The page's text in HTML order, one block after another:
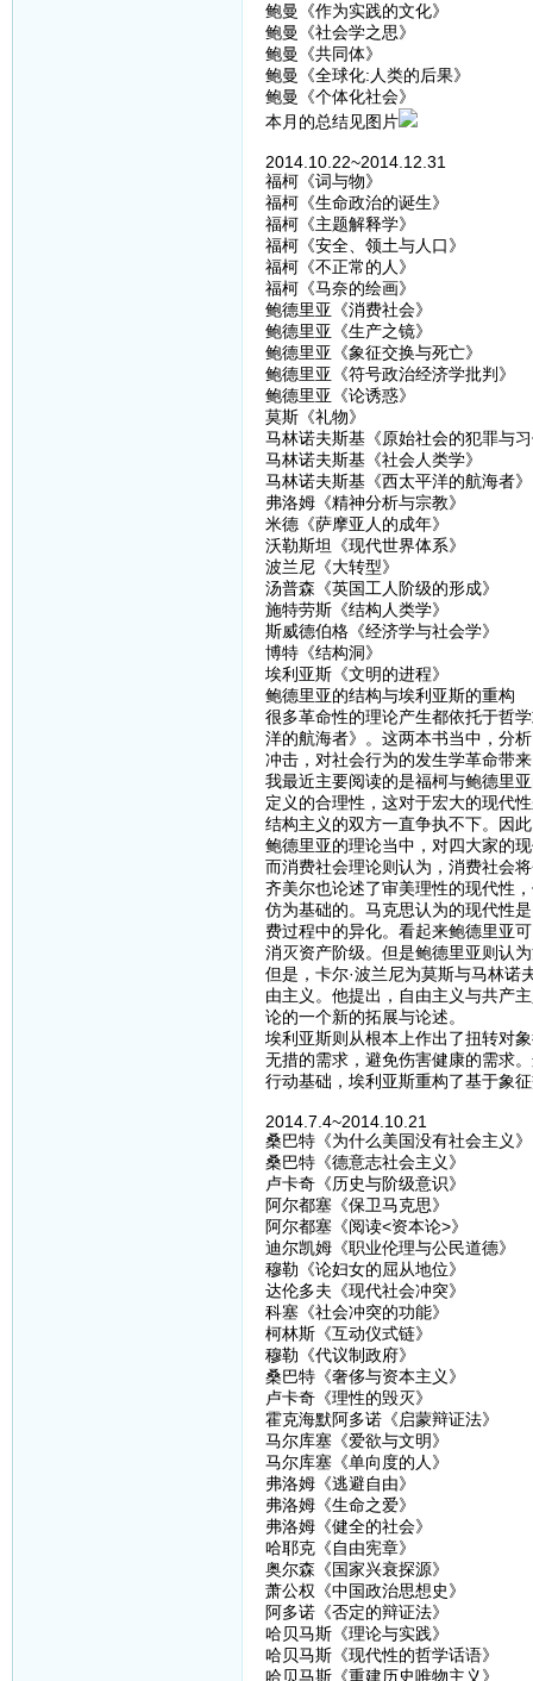
鲍曼《作为实践的文化》
鲍曼《社会学之思》
鲍曼《共同体》
鲍曼《全球化:人类的后果》
鲍曼《个体化社会》
本月的总结见图片
2014.10.22~2014.12.31
福柯《词与物》
福柯《生命政治的诞生》
福柯《主题解释学》
福柯《安全、领土与人口》
福柯《不正常的人》
福柯《马奈的绘画》
鲍德里亚《消费社会》
鲍德里亚《生产之镜》
鲍德里亚《象征交换与死亡》
鲍德里亚《符号政治经济学批判》
鲍德里亚《论诱惑》
莫斯《礼物》
马林诺夫斯基《原始社会的犯罪与
马林诺夫斯基《社会人类学》
马林诺夫斯基《西太平洋的航海者》
弗洛姆《精神分析与宗教》
米德《萨摩亚人的成年》
沃勒斯坦《现代世界体系》
波兰尼《大转型》
汤普森《英国工人阶级的形成》
施特劳斯《结构人类学》
斯威德伯格《经济学与社会学》
博特《结构洞》
埃利亚斯《文明的进程》
鲍德里亚的结构与埃利亚斯的重构
很多革命性的理论产生都依托于哲
洋的航海者》。这两本书当中，分
冲击，对社会行为的发生学革命带
我最近主要阅读的是福柯与鲍德里
定义的合理性，这对于宏大的现代
结构主义的双方一直争执不下。因
鲍德里亚的理论当中，对四大家的
而消费社会理论则认为，消费社会
齐美尔也论述了审美理性的现代性
仿为基础的。马克思认为的现代性
费过程中的异化。看起来鲍德里亚
消灭资产阶级。但是鲍德里亚则认
但是，卡尔·波兰尼为莫斯与马林诺
由主义。他提出，自由主义与共产
论的一个新的拓展与论述。
埃利亚斯则从根本上作出了扭转对
无措的需求，避免伤害健康的需求
行动基础，埃利亚斯重构了基于象
2014.7.4~2014.10.21
桑巴特《为什么美国没有社会主义》
桑巴特《德意志社会主义》
卢卡奇《历史与阶级意识》
阿尔都塞《保卫马克思》
阿尔都塞《阅读<资本论>》
迪尔凯姆《职业伦理与公民道德》
穆勒《论妇女的屈从地位》
达伦多夫《现代社会冲突》
科塞《社会冲突的功能》
柯林斯《互动仪式链》
穆勒《代议制政府》
桑巴特《奢侈与资本主义》
卢卡奇《理性的毁灭》
霍克海默阿多诺《启蒙辩证法》
马尔库塞《爱欲与文明》
马尔库塞《单向度的人》
弗洛姆《逃避自由》
弗洛姆《生命之爱》
弗洛姆《健全的社会》
哈耶克《自由宪章》
奥尔森《国家兴衰探源》
萧公权《中国政治思想史》
阿多诺《否定的辩证法》
哈贝马斯《理论与实践》
哈贝马斯《现代性的哲学话语》
哈贝马斯《重建历史唯物主义》